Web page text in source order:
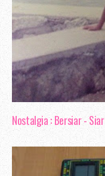
Nostalgia : Bersiar - Siar